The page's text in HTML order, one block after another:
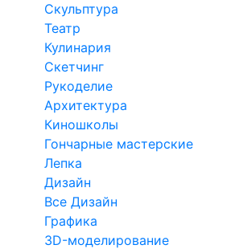
Скульптура
Театр
Кулинария
Скетчинг
Рукоделие
Архитектура
Киношколы
Гончарные мастерские
Лепка
Дизайн
Все Дизайн
Графика
3D-моделирование